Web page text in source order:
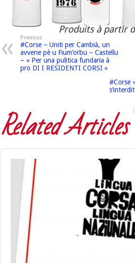
Produits à partir
Previous
#Corse – Uniti per Cambià, un
avvene pè u Fium’orbu – Castellu
– « Per una pulitica fundaria à
pro DI I RESIDENTI CORSI »
#Corse
Related Articles